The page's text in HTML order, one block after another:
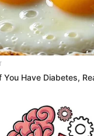
You Have Diabetes,